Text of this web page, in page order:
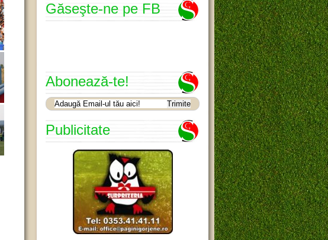
Găseşte-ne pe FB
Abonează-te!
Publicitate